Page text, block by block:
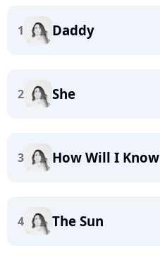
1 Daddy
2 She
3 How Will I Know
4 The Sun